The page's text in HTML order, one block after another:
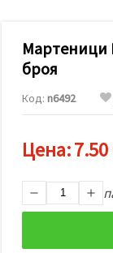
за анализ
маркетинг.
съгласиш
използваме
всички
като
натиснеш
"Приеми
посочиш
Мартеници
броя
Код: n6492
Цена:7.50